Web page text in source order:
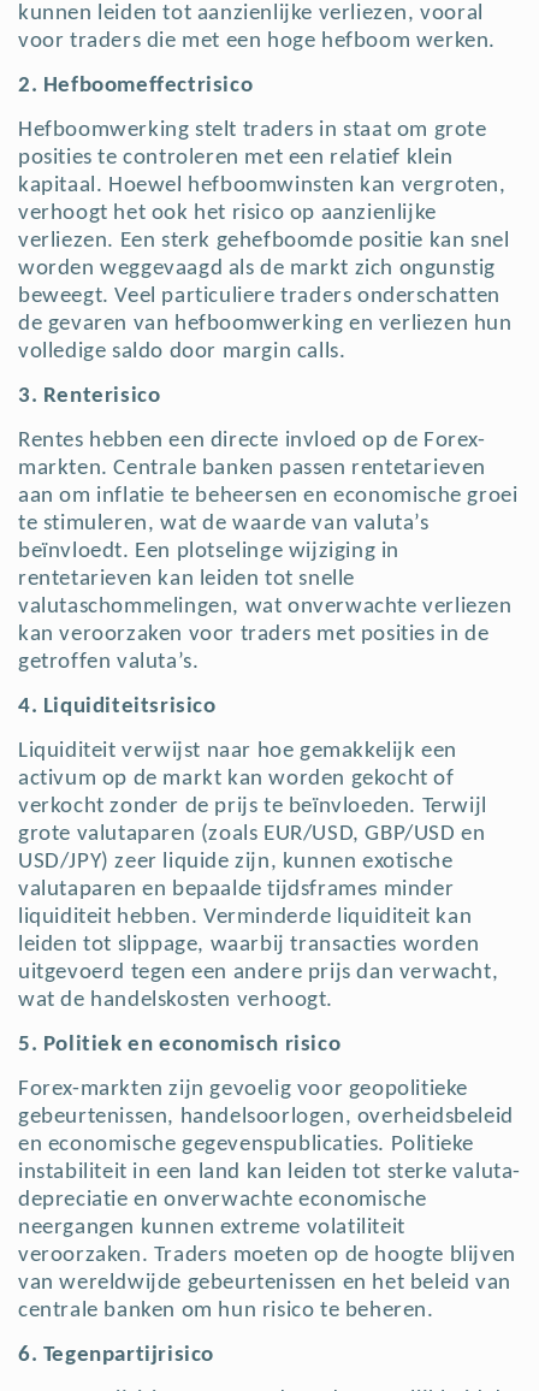
kunnen leiden tot aanzienlijke verliezen, vooral
voor traders die met een hoge hefboom werken.
2. Hefboomeffectrisico
Hefboomwerking stelt traders in staat om grote
posities te controleren met een relatief klein
kapitaal. Hoewel hefboomwinsten kan vergroten,
verhoogt het ook het risico op aanzienlijke
verliezen. Een sterk gehefboomde positie kan snel
worden weggevaagd als de markt zich ongunstig
beweegt. Veel particuliere traders onderschatten
de gevaren van hefboomwerking en verliezen hun
volledige saldo door margin calls.
3. Renterisico
Rentes hebben een directe invloed op de Forex-
markten. Centrale banken passen rentetarieven
aan om inflatie te beheersen en economische groei
te stimuleren, wat de waarde van valuta’s
beïnvloedt. Een plotselinge wijziging in
rentetarieven kan leiden tot snelle
valutaschommelingen, wat onverwachte verliezen
kan veroorzaken voor traders met posities in de
getroffen valuta’s.
4. Liquiditeitsrisico
Liquiditeit verwijst naar hoe gemakkelijk een
activum op de markt kan worden gekocht of
verkocht zonder de prijs te beïnvloeden. Terwijl
grote valutaparen (zoals EUR/USD, GBP/USD en
USD/JPY) zeer liquide zijn, kunnen exotische
valutaparen en bepaalde tijdsframes minder
liquiditeit hebben. Verminderde liquiditeit kan
leiden tot slippage, waarbij transacties worden
uitgevoerd tegen een andere prijs dan verwacht,
wat de handelskosten verhoogt.
5. Politiek en economisch risico
Forex-markten zijn gevoelig voor geopolitieke
gebeurtenissen, handelsoorlogen, overheidsbeleid
en economische gegevenspublicaties. Politieke
instabiliteit in een land kan leiden tot sterke valuta-
depreciatie en onverwachte economische
neergangen kunnen extreme volatiliteit
veroorzaken. Traders moeten op de hoogte blijven
van wereldwijde gebeurtenissen en het beleid van
centrale banken om hun risico te beheren.
6. Tegenpartijrisico